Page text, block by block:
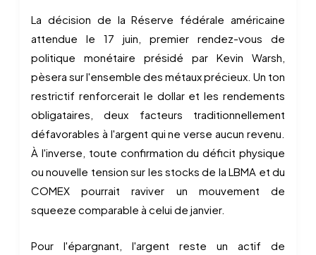
La décision de la Réserve fédérale américaine
attendue le 17 juin, premier rendez-vous de
politique monétaire présidé par Kevin Warsh,
pèsera sur l'ensemble des métaux précieux. Un ton
restrictif renforcerait le dollar et les rendements
obligataires, deux facteurs traditionnellement
défavorables à l'argent qui ne verse aucun revenu.
À l'inverse, toute confirmation du déficit physique
ou nouvelle tension sur les stocks de la LBMA et du
COMEX pourrait raviver un mouvement de
squeeze comparable à celui de janvier.
Pour l'épargnant, l'argent reste un actif de